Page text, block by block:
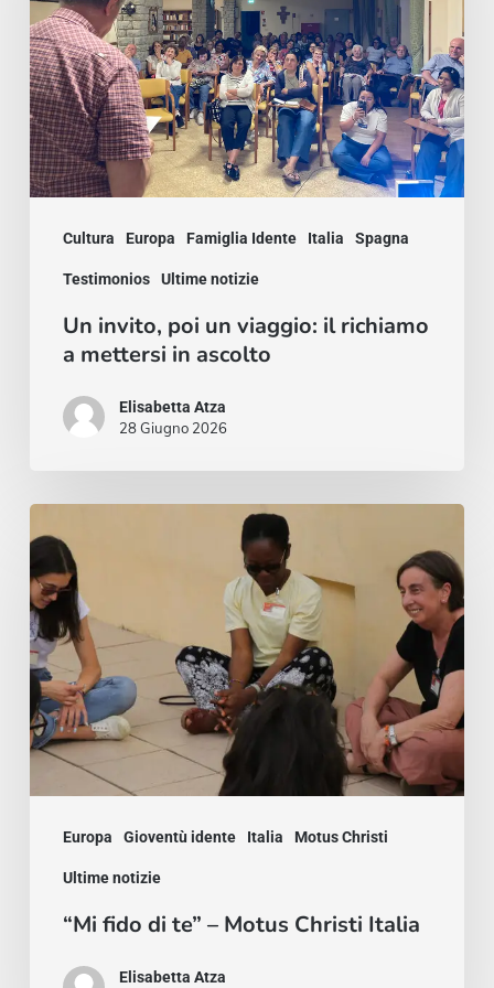
Cultura Europa Famiglia Idente Italia Spagna
Testimonios Ultime notizie
viaggio:
il
richiamo
a
mettersi
ascolto
Un invito, poi un viaggio: il richiamo
a mettersi in ascolto
Elisabetta Atza
28 Giugno 2026
Europa Gioventù idente Italia Motus Christi
Ultime notizie
di
te”
–
Motus
Christi
Italia
“Mi fido di te” – Motus Christi Italia
Elisabetta Atza